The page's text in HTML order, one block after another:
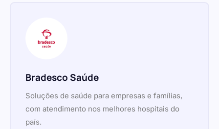
Bradesco Saúde
Soluções de saúde para empresas e famílias,
com atendimento nos melhores hospitais do
país.